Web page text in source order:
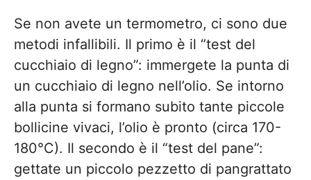
Se non avete un termometro, ci sono due
metodi infallibili. Il primo è il “test del
cucchiaio di legno”: immergete la punta di
un cucchiaio di legno nell’olio. Se intorno
alla punta si formano subito tante piccole
bollicine vivaci, l’olio è pronto (circa 170-
180°C). Il secondo è il “test del pane”:
gettate un piccolo pezzetto di pangrattato